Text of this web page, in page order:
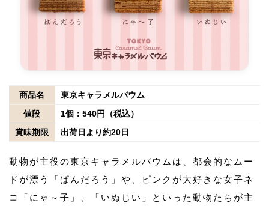
商品名
東京キャラメルバウム
値段
1個：540円（税込）
賞味期限
出荷日より約20日
動物が主役の東京キャラメルバウムは、都会的なムー
ドが漂う「ぱんだろう」や、ピンクが大好きな女子ネ
コ「にゃ～子」、「いぬじい」といった動物たちが主